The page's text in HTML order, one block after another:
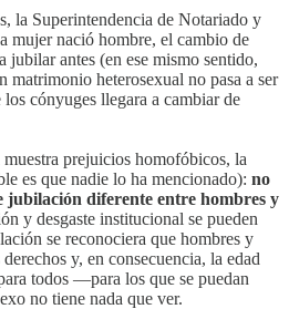
la Superintendencia de Notariado y
mujer nació hombre, el cambio de
jubilar antes (en ese mismo sentido,
matrimonio heterosexual no pasa a ser
cónyuges llegara a cambiar de
prejuicios homofóbicos, la
es que nadie lo ha mencionado): no
jubilación diferente entre hombres y
y desgaste institucional se pueden
se reconociera que hombres y
y, en consecuencia, la edad
todos —para los que se puedan
no tiene nada que ver.